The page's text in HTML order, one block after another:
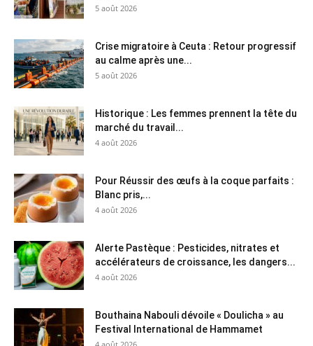
5 août 2026
Crise migratoire à Ceuta : Retour progressif
au calme après une...
5 août 2026
Historique : Les femmes prennent la tête du
marché du travail...
4 août 2026
Pour Réussir des œufs à la coque parfaits :
Blanc pris,...
4 août 2026
Alerte Pastèque : Pesticides, nitrates et
accélérateurs de croissance, les dangers...
4 août 2026
Bouthaina Nabouli dévoile « Doulicha » au
Festival International de Hammamet